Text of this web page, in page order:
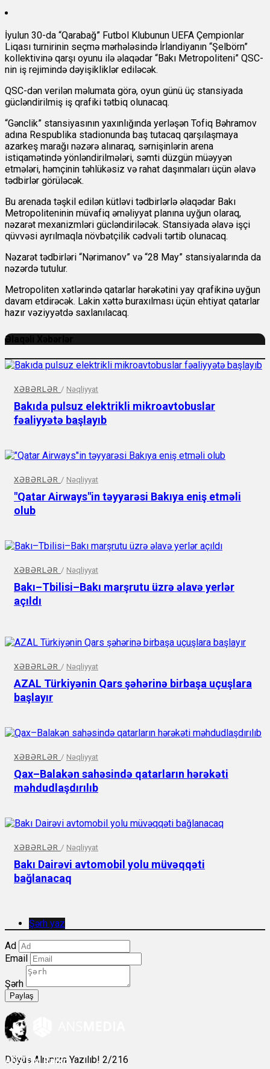
İyulun 30-da “Qarabağ” Futbol Klubunun UEFA Çempionlar
Liqası turnirinin seçmə mərhələsində İrlandiyanın “Şelbörn”
kollektivinə qarşı oyunu ilə əlaqədar “Bakı Metropoliteni” QSC-
nin iş rejimində dəyişikliklər ediləcək.
QSC-dən verilən məlumata görə, oyun günü üç stansiyada
gücləndirilmiş iş qrafiki tətbiq olunacaq.
“Gənclik” stansiyasının yaxınlığında yerləşən Tofiq Bəhramov
adına Respublika stadionunda baş tutacaq qarşılaşmaya
azarkeş marağı nəzərə alınaraq, sərnişinlərin arena
istiqamətində yönləndirilmələri, səmti düzgün müəyyən
etmələri, həmçinin təhlükəsiz və rahat daşınmaları üçün əlavə
tədbirlər görüləcək.
Bu arenada təşkil edilən kütləvi tədbirlərlə əlaqədar Bakı
Metropoliteninin müvafiq əməliyyat planına uyğun olaraq,
nəzarət mexanizmləri gücləndiriləcək. Stansiyada əlavə işçi
qüvvəsi ayrılmaqla növbətçilik cədvəli tərtib olunacaq.
Nəzarət tədbirləri “Nərimanov” və “28 May” stansiyalarında da
nəzərdə tutulur.
Metropoliten xətlərində qatarlar hərəkətini yay qrafikinə uyğun
davam etdirəcək. Lakin xəttə buraxılması üçün ehtiyat qatarlar
hazır vəziyyətdə saxlanılacaq.
Əlaqəli Xəbərlər
XƏBƏRLƏR / Nəqliyyat
Bakıda pulsuz elektrikli mikroavtobuslar
fəaliyyətə başlayıb
XƏBƏRLƏR / Nəqliyyat
"Qatar Airways"in təyyarəsi Bakıya eniş etməli
olub
XƏBƏRLƏR / Nəqliyyat
Bakı–Tbilisi–Bakı marşrutu üzrə əlavə yerlər
açıldı
XƏBƏRLƏR / Nəqliyyat
AZAL Türkiyənin Qars şəhərinə birbaşa uçuşlara
başlayır
XƏBƏRLƏR / Nəqliyyat
Qax–Balakən sahəsində qatarların hərəkəti
məhdudlaşdırılıb
XƏBƏRLƏR / Nəqliyyat
Bakı Dairəvi avtomobil yolu müvəqqəti
bağlanacaq
Şərh yaz
Ad
Email
Şərh
Paylaş
Döyüş Alnınıza Yazılıb! 2/216
ANSÇM Radio